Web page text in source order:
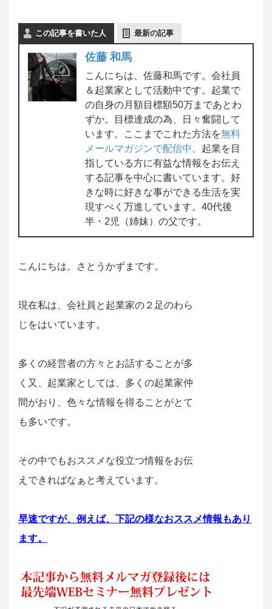
この記事を書いた人 最新の記事
佐藤 和馬
こんにちは、佐藤和馬です。会社員
＆起業家として活動中です。起業で
の自身の月額目標額50万まであとわ
ずか。目標達成の為、日々奮闘して
います。ここまでこれた方法を無料
メールマガジンで配信中。 起業を目
指している方に有益な情報をお伝え
する記事を中心に書いています。好
きな時に好きな事ができる生活を実
現すべく万進しています。40代後
半・2児（姉妹）の父です。
こんにちは。さとうかずまです。
現在私は、会社員と起業家の２足のわら
じをはいています。
多くの経営者の方々とお話することが多
く又、起業家としては、多くの起業家仲
間がおり、色々な情報を得ることがとて
も多いです。
その中でもおススメな役立つ情報をお伝
えできればなぁと考えています。
早速ですが、例えば、下記の様なおススメ情報もあり
ます。